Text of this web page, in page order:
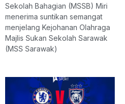
Sekolah Bahagian (MSSB) Miri
menerima suntikan semangat
menjelang Kejohanan Olahraga
Majlis Sukan Sekolah Sarawak
(MSS Sarawak)